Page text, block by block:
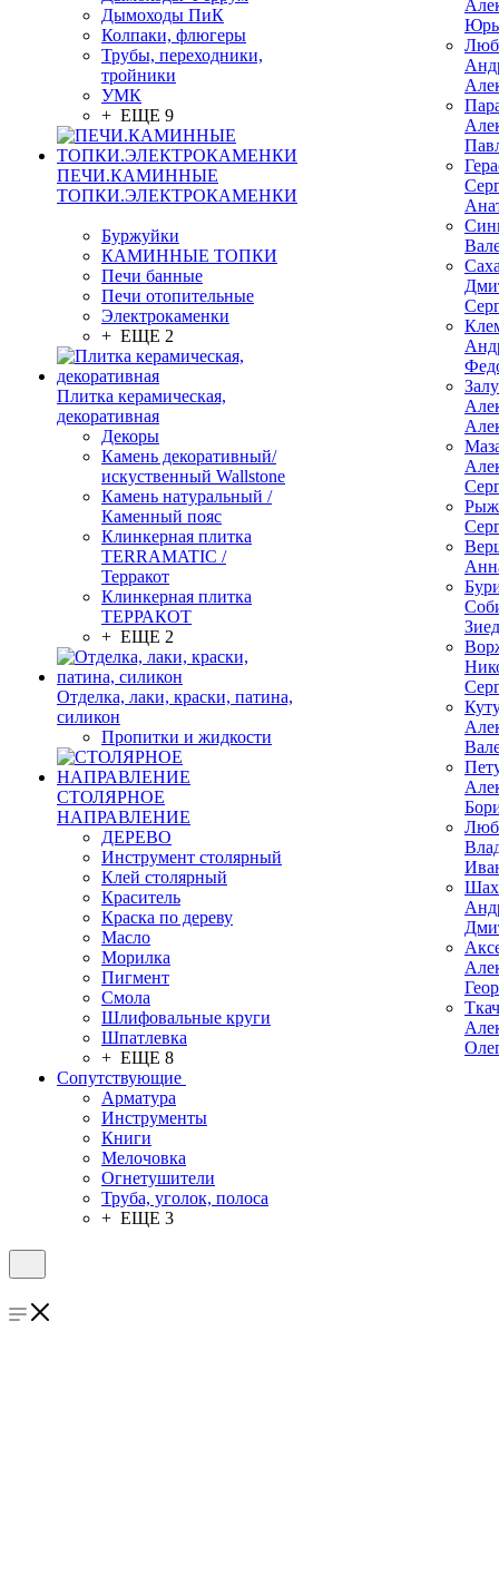
Дымоходы ПиК
Колпаки, флюгеры
Трубы, переходники,
тройники
УМК
+ ЕЩЕ 9
ПЕЧИ.КАМИННЫЕ
ТОПКИ.ЭЛЕКТРОКАМЕНКИ
Буржуйки
КАМИННЫЕ ТОПКИ
Печи банные
Печи отопительные
Электрокаменки
+ ЕЩЕ 2
Плитка керамическая,
декоративная
Декоры
Камень декоративный/
искуственный Wallstone
Камень натуральный /
Каменный пояс
Клинкерная плитка
TERRAMATIC /
Терракот
Клинкерная плитка
ТЕРРАКОТ
+ ЕЩЕ 2
Отделка, лаки, краски, патина,
силикон
Пропитки и жидкости
СТОЛЯРНОЕ
НАПРАВЛЕНИЕ
ДЕРЕВО
Инструмент столярный
Клей столярный
Краситель
Краска по дереву
Масло
Морилка
Пигмент
Смола
Шлифовальные круги
Шпатлевка
+ ЕЩЕ 8
Сопутствующие
Арматура
Инструменты
Книги
Мелочовка
Огнетушители
Труба, уголок, полоса
+ ЕЩЕ 3